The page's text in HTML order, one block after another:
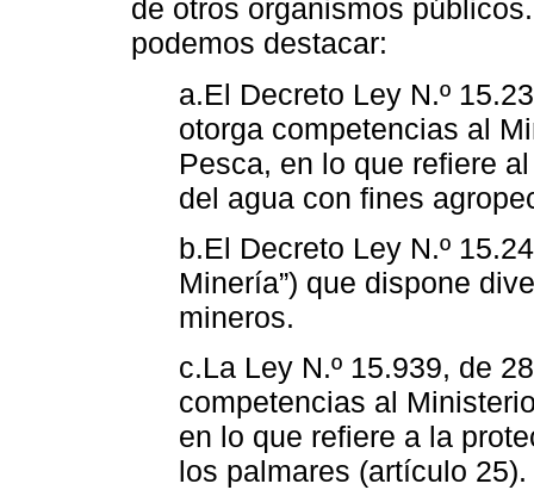
de otros organismos
podemos destacar:
a.El Decreto Ley N.º
otorga competencias al
Pesca, en lo que refiere
del agua con fines
b.El Decreto Ley N.º
Minería”) que dispone
mineros.
c.La Ley N.º 15.939, de
competencias al
en lo que refiere a la
los palmares (artículo 25).